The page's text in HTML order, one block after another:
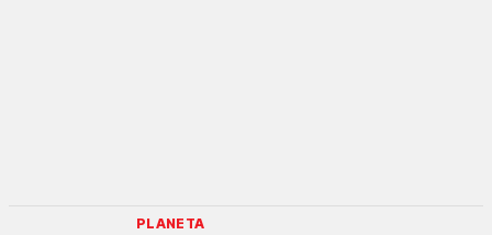
PLANETA